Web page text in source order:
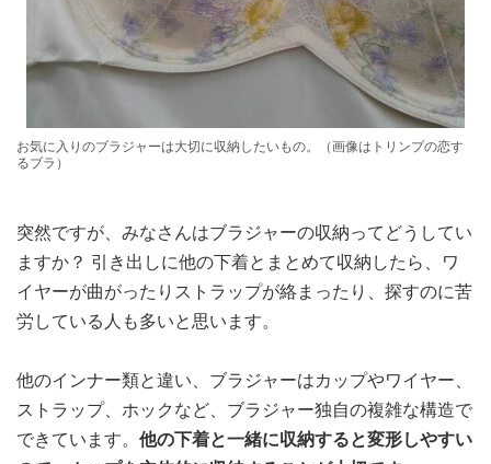
お気に入りのブラジャーは大切に収納したいもの。（画像はトリンプの恋す
るブラ）
突然ですが、みなさんはブラジャーの収納ってどうしてい
ますか？ 引き出しに他の下着とまとめて収納したら、ワ
イヤーが曲がったりストラップが絡まったり、探すのに苦
労している人も多いと思います。
他のインナー類と違い、ブラジャーはカップやワイヤー、
ストラップ、ホックなど、ブラジャー独自の複雑な構造で
できています。 他の下着と一緒に収納すると変形しやすい